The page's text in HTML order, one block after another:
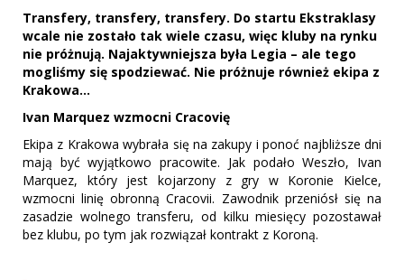
Transfery, transfery, transfery. Do startu Ekstraklasy
wcale nie zostało tak wiele czasu, więc kluby na rynku
nie próżnują. Najaktywniejsza była Legia – ale tego
mogliśmy się spodziewać. Nie próżnuje również ekipa z
Krakowa...
Ivan Marquez wzmocni Cracovię
Ekipa z Krakowa wybrała się na zakupy i ponoć najbliższe dni
mają być wyjątkowo pracowite. Jak podało Weszło, Ivan
Marquez, który jest kojarzony z gry w Koronie Kielce,
wzmocni linię obronną Cracovii. Zawodnik przeniósł się na
zasadzie wolnego transferu, od kilku miesięcy pozostawał
bez klubu, po tym jak rozwiązał kontrakt z Koroną.